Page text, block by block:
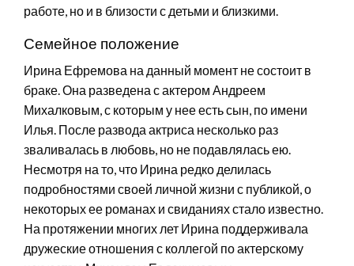
работе, но и в близости с детьми и близкими.
Семейное положение
Ирина Ефремова на данный момент не состоит в
браке. Она разведена с актером Андреем
Михалковым, с которым у нее есть сын, по имени
Илья. После развода актриса несколько раз
зваливалась в любовь, но не подавлялась ею.
Несмотря на то, что Ирина редко делилась
подробностями своей личной жизни с публикой, о
некоторых ее романах и свиданиях стало известно.
На протяжении многих лет Ирина поддерживала
дружеские отношения с коллегой по актерскому